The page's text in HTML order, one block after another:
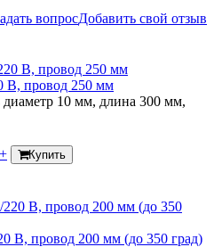
вопросДобавить свой отзыв
провод 250 мм
10 мм, длина 300 мм,
+ Купить
В, провод 200 мм (до 350 град)